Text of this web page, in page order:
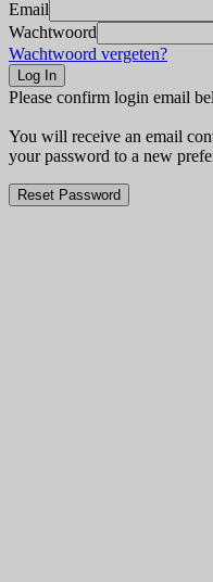
Email
Wachtwoord
Wachtwoord vergeten?
Please confirm login email
You will receive an email
your password to a new